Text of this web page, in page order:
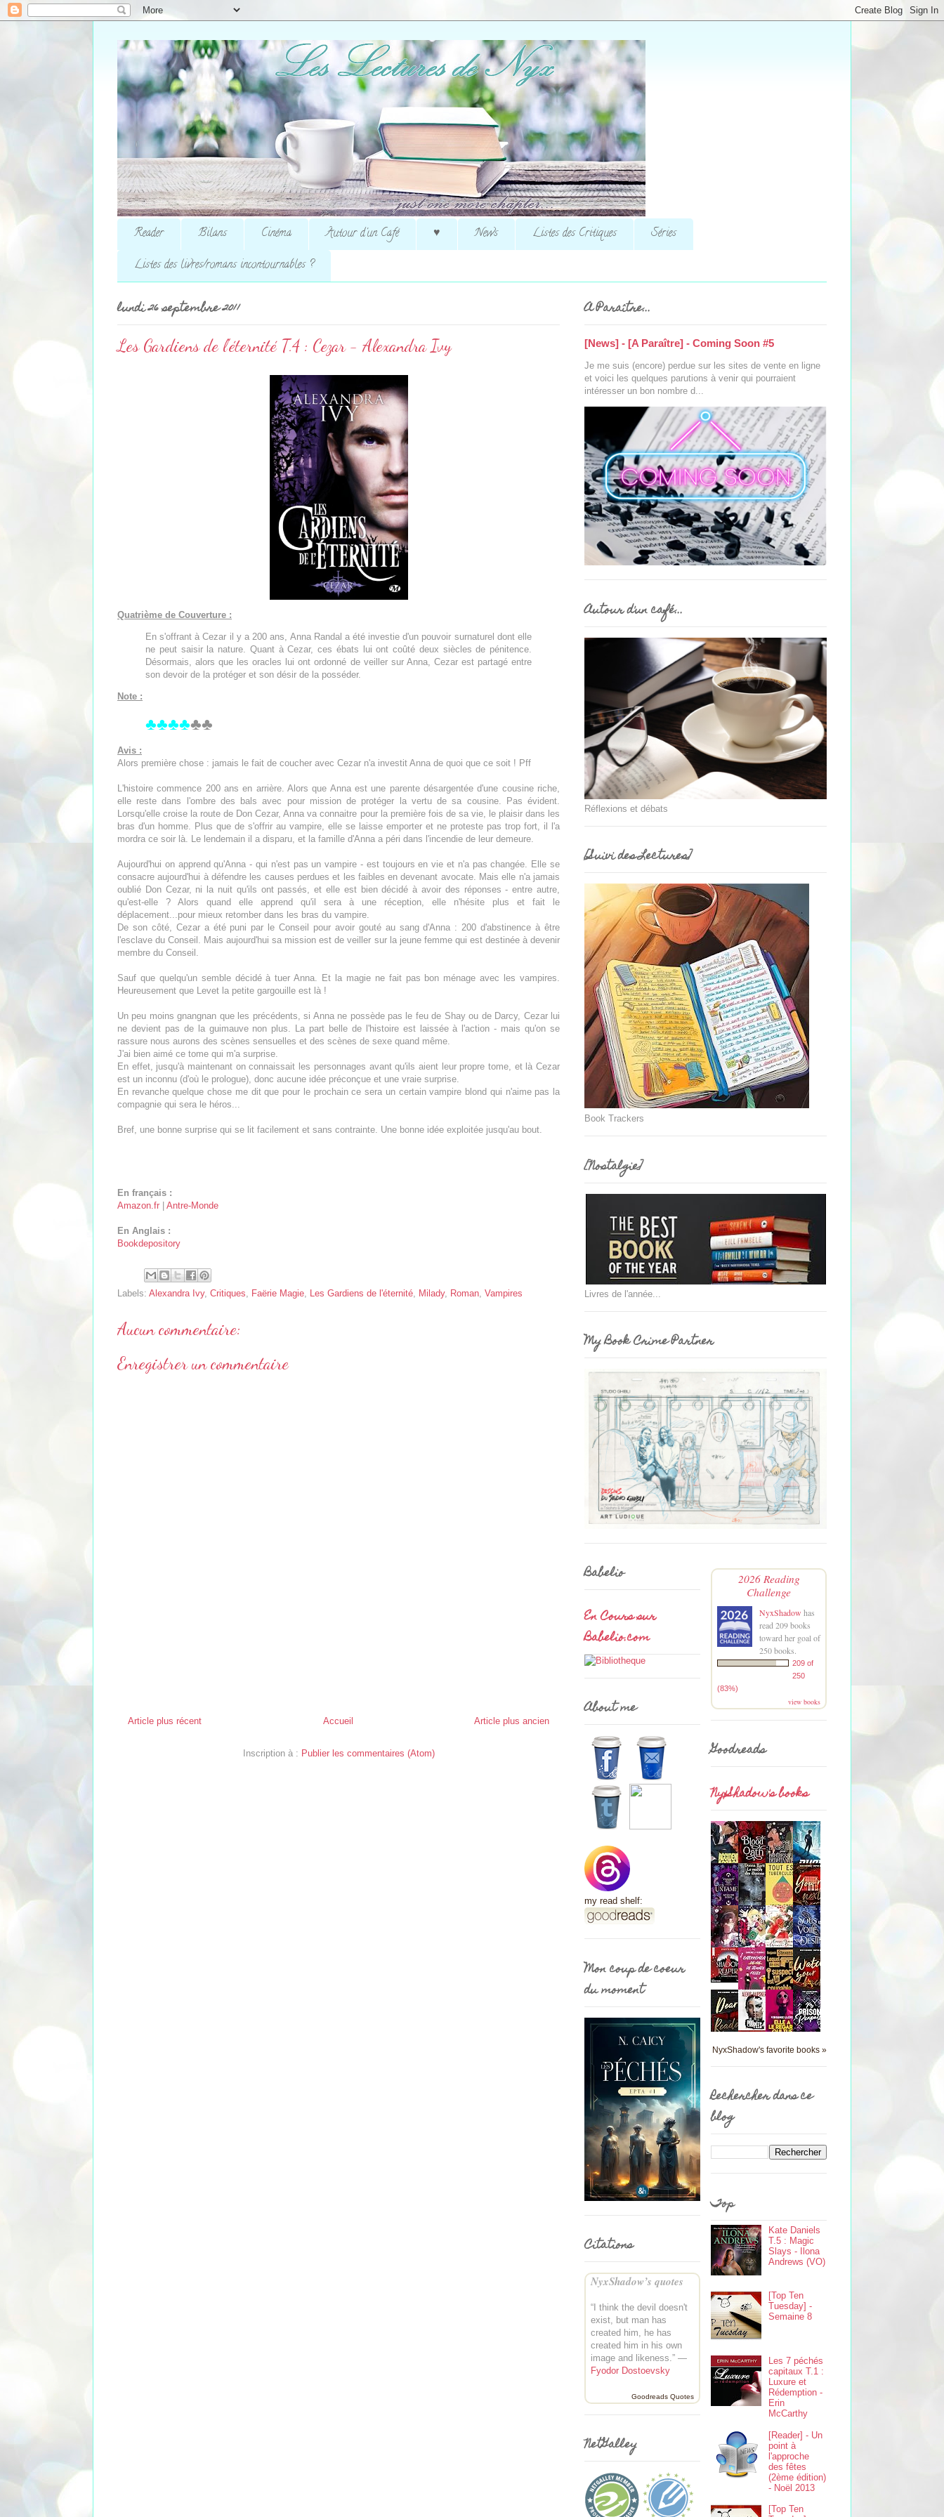
Reader Bilans Cinéma Autour d'un Café ♥ News Listes des Critiques
Séries
Listes des livres/romans incontournables ?
lundi 26 septembre 2011
Les Gardiens de l'éternité T.4 : Cezar - Alexandra Ivy
Quatrième de Couverture :
En s'offrant à Cezar il y a 200 ans, Anna Randal a été investie d'un pouvoir surnaturel dont elle
ne peut saisir la nature. Quant à Cezar, ces ébats lui ont coûté deux siècles de pénitence.
Désormais, alors que les oracles lui ont ordonné de veiller sur Anna, Cezar est partagé entre
son devoir de la protéger et son désir de la posséder.
Note :
♣♣♣♣♣♣
Avis :
Alors première chose : jamais le fait de coucher avec Cezar n'a investit Anna de quoi que ce soit ! Pff
L'histoire commence 200 ans en arrière. Alors que Anna est une parente désargentée d'une cousine riche,
elle reste dans l'ombre des bals avec pour mission de protéger la vertu de sa cousine. Pas évident.
Lorsqu'elle croise la route de Don Cezar, Anna va connaitre pour la première fois de sa vie, le plaisir dans les
bras d'un homme. Plus que de s'offrir au vampire, elle se laisse emporter et ne proteste pas trop fort, il l'a
mordra ce soir là. Le lendemain il a disparu, et la famille d'Anna a péri dans l'incendie de leur demeure.
Aujourd'hui on apprend qu'Anna - qui n'est pas un vampire - est toujours en vie et n'a pas changée. Elle se
consacre aujourd'hui à défendre les causes perdues et les faibles en devenant avocate. Mais elle n'a jamais
oublié Don Cezar, ni la nuit qu'ils ont passés, et elle est bien décidé à avoir des réponses - entre autre,
qu'est-elle ? Alors quand elle apprend qu'il sera à une réception, elle n'hésite plus et fait le
déplacement...pour mieux retomber dans les bras du vampire.
De son côté, Cezar a été puni par le Conseil pour avoir gouté au sang d'Anna : 200 d'abstinence à être
l'esclave du Conseil. Mais aujourd'hui sa mission est de veiller sur la jeune femme qui est destinée à devenir
membre du Conseil.
Sauf que quelqu'un semble décidé à tuer Anna. Et la magie ne fait pas bon ménage avec les vampires.
Heureusement que Levet la petite gargouille est là !
Un peu moins gnangnan que les précédents, si Anna ne possède pas le feu de Shay ou de Darcy, Cezar lui
ne devient pas de la guimauve non plus. La part belle de l'histoire est laissée à l'action - mais qu'on se
rassure nous aurons des scènes sensuelles et des scènes de sexe quand même.
J'ai bien aimé ce tome qui m'a surprise.
En effet, jusqu'à maintenant on connaissait les personnages avant qu'ils aient leur propre tome, et là Cezar
est un inconnu (d'où le prologue), donc aucune idée préconçue et une vraie surprise.
En revanche quelque chose me dit que pour le prochain ce sera un certain vampire blond qui n'aime pas la
compagnie qui sera le héros...
Bref, une bonne surprise qui se lit facilement et sans contrainte. Une bonne idée exploitée jusqu'au bout.
En français :
Amazon.fr
Antre-Monde
En Anglais :
Bookdepository
Labels: Alexandra Ivy, Critiques, Faërie Magie, Les Gardiens de l'éternité, Milady, Roman, Vampires
Aucun commentaire:
Enregistrer un commentaire
Article plus récent Article plus ancien
Accueil
Inscription à : Publier les commentaires (Atom)
A Paraître...
[News] - [A Paraître] - Coming Soon #5
Je me suis (encore) perdue sur les sites de vente en ligne
et voici les quelques parutions à venir qui pourraient
intéresser un bon nombre d...
Autour d'un café...
Réflexions et débats
[Suivi des Lectures]
Book Trackers
[Nostalgie]
Livres de l'année...
My Book Crime Partner
Babelio
En Cours sur
Babelio.com
About me
my read shelf:
Mon coup de coeur
du moment
Citations
NyxShadow’s quotes
“I think the devil doesn't
exist, but man has
created him, he has
created him in his own
image and likeness.” —
Fyodor Dostoevsky
Goodreads Quotes
NetGalley
2026 Reading
Challenge
NyxShadow has
read 209 books
toward her goal of
250 books.
209 of
250
(83%)
view books
Goodreads
NyxShadow's books
NyxShadow's favorite books »
Rechercher dans ce
blog
Top
Kate Daniels
T.5 : Magic
Slays - Ilona
Andrews (VO)
[Top Ten
Tuesday] -
Semaine 8
Les 7 péchés
capitaux T.1 :
Luxure et
Rédemption -
Erin
McCarthy
[Reader] - Un
point à
l'approche
des fêtes
(2ème édition)
- Noël 2013
[Top Ten